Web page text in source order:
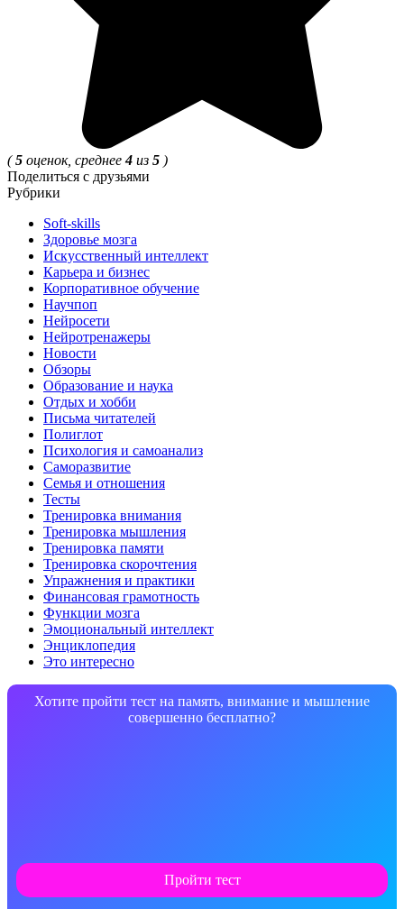
(5 оценок, среднее4 из 5 )
Поделиться с друзьями
Рубрики
Soft-skills
Здоровье мозга
Искусственный интеллект
Карьера и бизнес
Корпоративное обучение
Научпоп
Нейросети
Нейротренажеры
Новости
Обзоры
Образование и наука
Отдых и хобби
Письма читателей
Полиглот
Психология и самоанализ
Саморазвитие
Семья и отношения
Тесты
Тренировка внимания
Тренировка мышления
Тренировка памяти
Тренировка скорочтения
Упражнения и практики
Финансовая грамотность
Функции мозга
Эмоциональный интеллект
Энциклопедия
Это интересно
Хотите пройти тест на память, внимание и мышление
совершенно бесплатно?
Пройти тест